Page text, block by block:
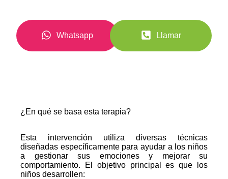
Whatsapp Llamar
¿En qué se basa esta terapia?
Esta intervención utiliza diversas técnicas
diseñadas específicamente para ayudar a los niños
a gestionar sus emociones y mejorar su
comportamiento. El objetivo principal es que los
niños desarrollen: